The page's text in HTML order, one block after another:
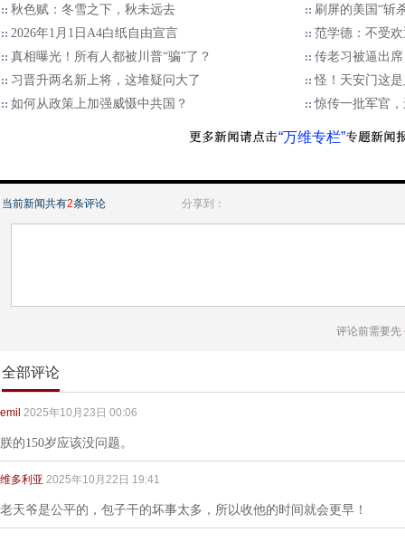
秋色赋：冬雪之下，秋未远去
刷屏的美国“斩
2026年1月1日A4白纸自由宣言
范学德：不受
真相曝光！所有人都被川普“骗”了？
传老习被逼出
习晋升两名新上将，这堆疑问大了
怪！天安门这
如何从政策上加强威慑中共国？
惊传一批军官
“万维专栏”
当前新闻共有2条评论 分享到：
评论前需要先
全部评论
emil 2025年10月23日 00:06
朕的150岁应该没问题。
维多利亚 2025年10月22日 19:41
老天爷是公平的，包子干的坏事太多，所以收他的时间就会更早！